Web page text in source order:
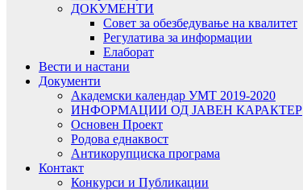
ДОКУМЕНТИ
Совет за обезбедување на квалитет
Регулатива за информации
Елаборат
Вести и настани
Документи
Академски календар УМТ 2019-2020
ИНФОРМАЦИИ ОД ЈАВЕН КАРАКТЕР
Основен Проект
Родова еднаквост
Антикорупциска програма
Контакт
Конкурси и Публикации